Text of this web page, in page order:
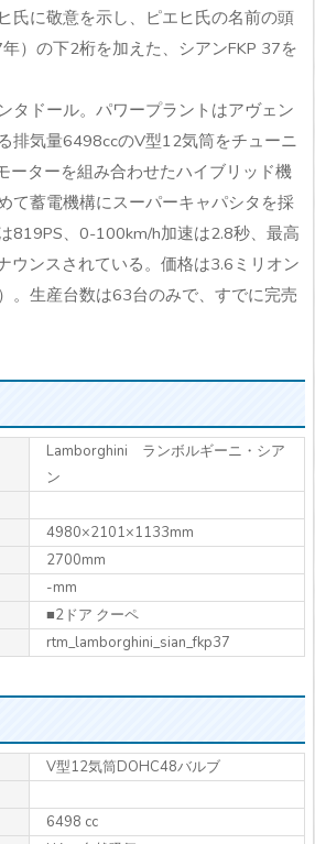
氏に敬意を示し、ピエヒ氏の名前の頭
）の下2桁を加えた、シアンFKP 37を
タドール。パワープラントはアヴェン
排気量6498ccのV型12気筒をチューニ
ーターを組み合わせたハイブリッド機
て蓄電機構にスーパーキャパシタを採
819PS、0-100km/h加速は2.8秒、最高
ウンスされている。価格は3.6ミリオン
。生産台数は63台のみで、すでに完売
Lamborghini ランボルギーニ・シア
ン
4980×2101×1133mm
2700mm
-mm
■2ドア クーペ
rtm_lamborghini_sian_fkp37
V型12気筒DOHC48バルブ
6498 cc